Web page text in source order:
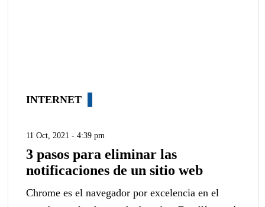
INTERNET
11 Oct, 2021 - 4:39 pm
3 pasos para eliminar las
notificaciones de un sitio web
Chrome es el navegador por excelencia en el